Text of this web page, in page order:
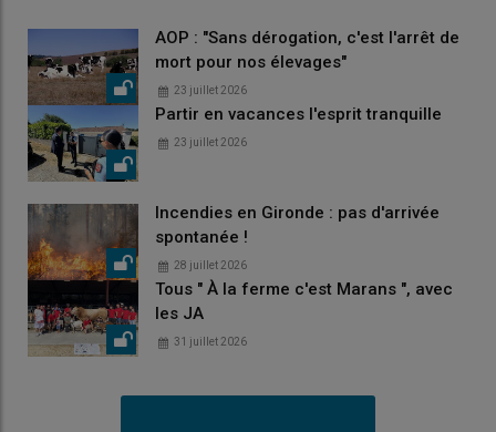
AOP : "Sans dérogation, c'est l'arrêt de
mort pour nos élevages"
23 juillet 2026
Partir en vacances l'esprit tranquille
23 juillet 2026
Incendies en Gironde : pas d'arrivée
spontanée !
28 juillet 2026
Tous " À la ferme c'est Marans ", avec
les JA
31 juillet 2026